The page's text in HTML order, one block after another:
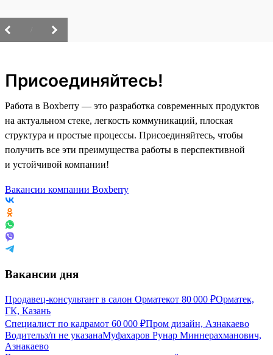
Присоединяйтесь!
Работа в Boxberry — это разработка современных продуктов
на актуальном стеке, легкость коммуникаций, плоская
структура и простые процессы. Присоединяйтесь, чтобы
получить все эти преимущества работы в перспективной
и устойчивой компании!
Вакансии компании Boxberry
Вакансии дня
Продавец-консультант в салон Орматекот 80 000 ₽Орматек,
ГК, Казань
Специалист по кадрамот 60 000 ₽Пром дизайн, Азнакаево
Водительз/п не указанаМуфахаров Рунар Миннерахманович,
Азнакаево